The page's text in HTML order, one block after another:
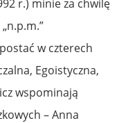
r.) minie za chwilę
w czterech
Egoistyczna,
wspominają
– Anna